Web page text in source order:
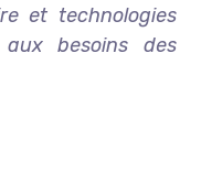
et technologies
besoins des